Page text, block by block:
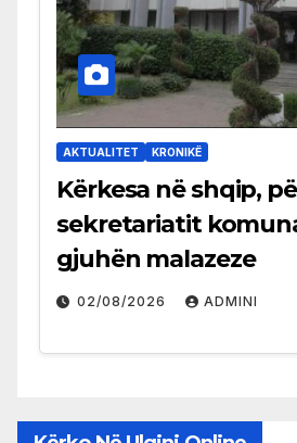
AKTUALITET KRONIKË
Kërkesa në shqip,
sekretariatit
gjuhën malazeze
02/08/2026 ADMINI